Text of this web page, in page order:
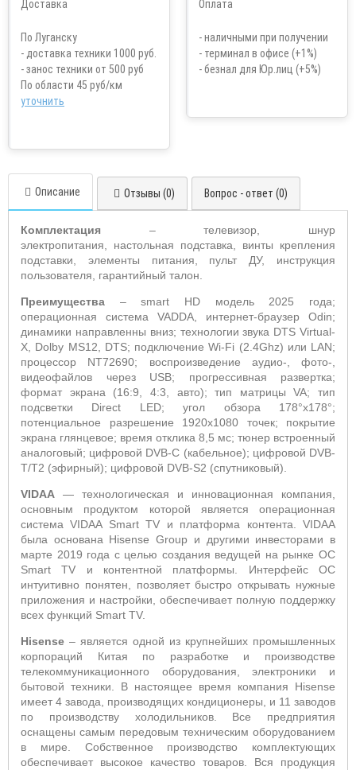
По Луганску
- доставка техники 1000 руб.
- занос техники от 500 руб
По области 45 руб/км
уточнить
- наличными при получении
- терминал в офисе (+1%)
- безнал для Юр.лиц (+5%)
Описание Отзывы (0) Вопрос - ответ (0)
Комплектация – телевизор, шнур
электропитания, настольная подставка, винты крепления
подставки, элементы питания, пульт ДУ, инструкция
пользователя, гарантийный талон.
Преимущества – smart HD
модель 2025 года;
операционная система VADDA , интернет-браузер Odin;
динамики направленны вниз; технологии звука DTS Virtual-
X
Dolby MS12, DTS; подключениеWi-Fi (2.4Ghz) или LAN;
процессор NT72690; воспроизведение аудио-, фото-,
видеофайлов через USB; прогрессивная развертка;
формат экрана (16:9, 4:3, авто); тип матрицыVA; тип
подсветки Direct LED; угол обзора 178°х178°;
потенциальное разрешение 1920х1080 точек; покрытие
экрана глянцевое; время отклика 8,5 мс; тюнер встроенный
аналоговый; цифровой DVB-C (кабельное); цифровой DVB-
T/T2 (эфирный); цифровой DVB-S2 (спутниковый).
VIDAA — технологическая и инновационная компания,
основным продуктом которой является операционная
система VIDAA Smart TV и платформа контента . VIDAA
была основана Hisense Group и другими инвесторами в
марте 2019 года с целью создания ведущей на рынке ОС
Smart TV и контентной платформы. Интерфейс ОС
интуитивно понятен, позволяет быстро открывать нужные
приложения и настройки, обеспечивает полную поддержку
всех функций Smart TV.
Hisense – является одной из крупнейших промышленных
корпораций Китая по разработке и производстве
телекоммуникационного оборудования, электроники и
бытовой техники. В настоящее время компания Hisense
имеет 4 завода, производящих кондиционеры, и 11 заводов
по производству холодильников. Все предприятия
оснащены самым передовым техническим оборудованием
в мире. Собственное производство комплектующих
обеспечивает высокое качество товаров. Вся продукция